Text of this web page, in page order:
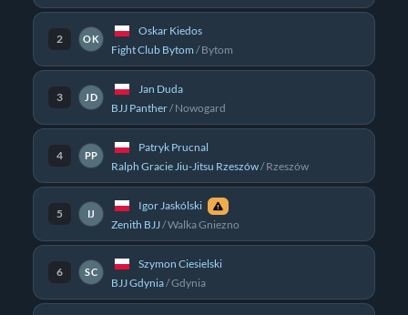
2 OK
Oskar Kiedos
Fight Club Bytom /Bytom
3 JD
Jan Duda
BJJ Panther/Nowogard
4 PP
Patryk Prucnal
Ralph Gracie Jiu-Jitsu Rzeszów/Rzeszów
5 IJ
Igor Jaskólski
Zenith BJJ/Walka Gniezno
6 SC
Szymon Ciesielski
BJJ Gdynia/Gdynia